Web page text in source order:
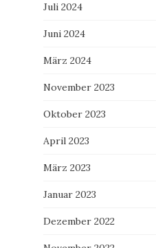
Juli 2024
Juni 2024
März 2024
November 2023
Oktober 2023
April 2023
März 2023
Januar 2023
Dezember 2022